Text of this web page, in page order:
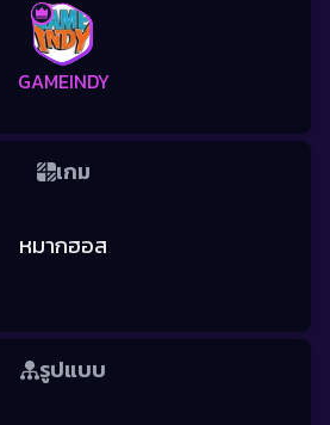
GAMEINDY
เกม
หมากฮอส
รูปแบบ